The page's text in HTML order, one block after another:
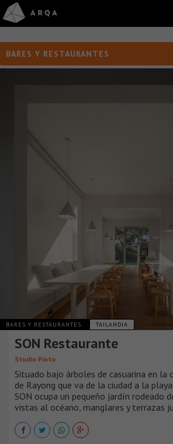
BARES Y RESTAURANTES
BARES Y RESTAURANTES TAILANDIA
SON Restaurante
Studio Pinto
Situado bajo árboles de casuarina en la
de Rayong que va de la ciudad a la
SON ocupa un pequeño jardín rodeado
vistas al océano, manglares y terrazas